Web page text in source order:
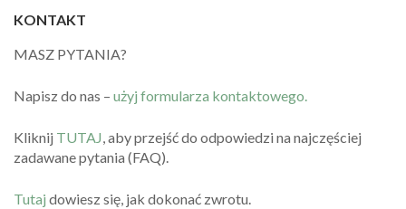
KONTAKT
MASZ PYTANIA?
Napisz do nas – użyj formularza kontaktowego.
Kliknij TUTAJ, aby przejść do odpowiedzi na najczęściej
zadawane pytania (FAQ).
Tutaj dowiesz się, jak dokonać zwrotu.